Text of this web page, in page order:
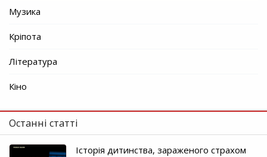
Музика
Кріпота
Література
Кіно
Останні статті
Історія дитинства, зараженого страхом